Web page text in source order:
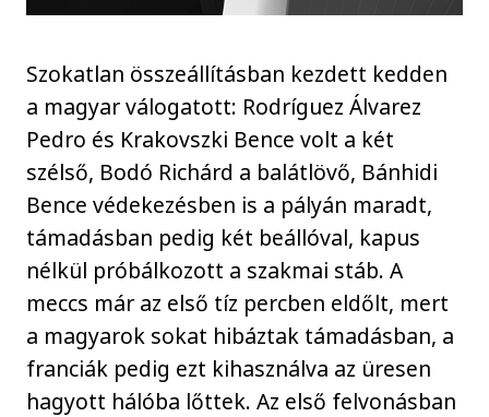
Szokatlan összeállításban kezdett kedden
a magyar válogatott: Rodríguez Álvarez
Pedro és Krakovszki Bence volt a két
szélső, Bodó Richárd a balátlövő, Bánhidi
Bence védekezésben is a pályán maradt,
támadásban pedig két beállóval, kapus
nélkül próbálkozott a szakmai stáb. A
meccs már az első tíz percben eldőlt, mert
a magyarok sokat hibáztak támadásban, a
franciák pedig ezt kihasználva az üresen
hagyott hálóba lőttek. Az első felvonásban